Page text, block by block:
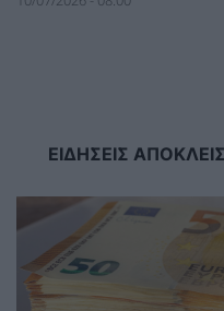
ΕΙΔΗΣΕΙΣ